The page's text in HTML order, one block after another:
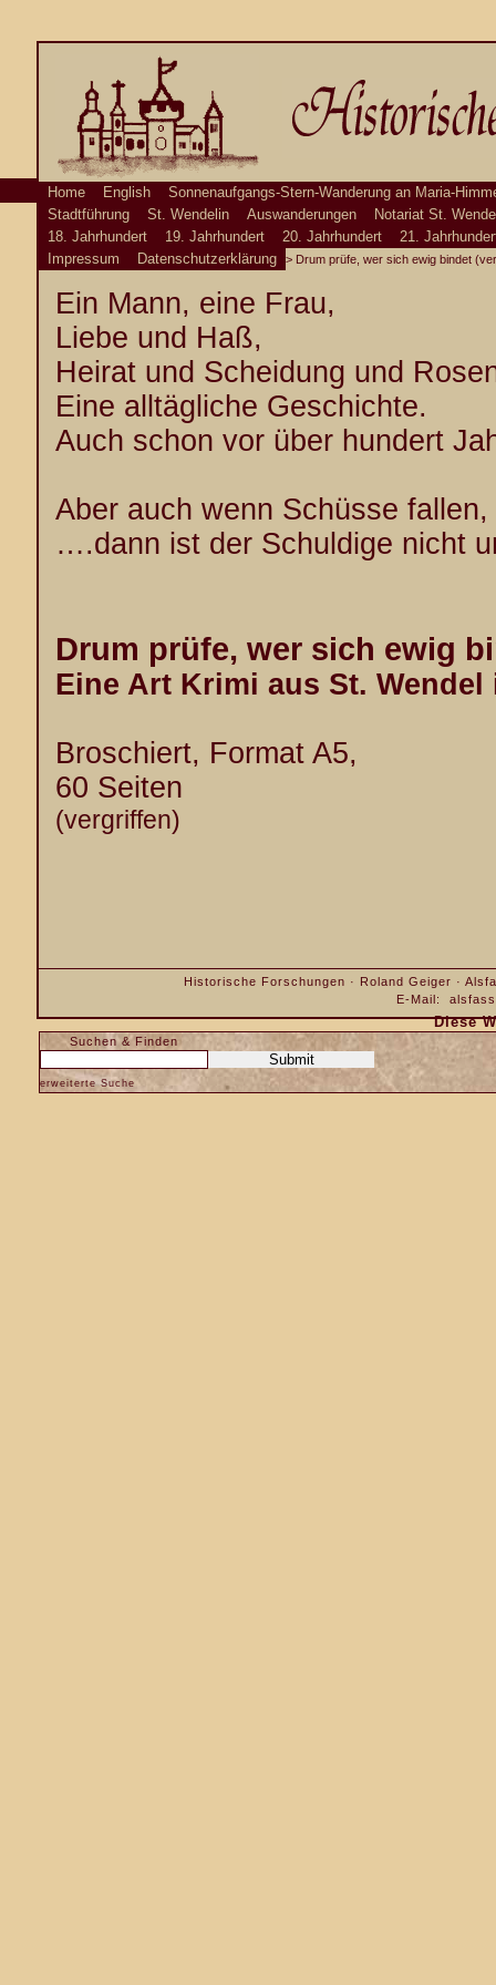
Home English
Sonnenaufgangs-Stern-Wanderung an Maria-
Stadtführung
St. Wendelin Auswanderungen
Notariat St.
18. Jahrhundert
19. Jahrhundert 20. Jahrhundert
21.
Impressum
Datenschutzerklärung > Drum prüfe, wer sich ewig bindet
Ein Mann, eine Frau,
Liebe und Haß,
Heirat und Scheidung und
Eine alltägliche Geschichte.
Auch schon vor über hundert
Aber auch wenn
….dann ist der Schuldige nicht
Drum prüfe, wer sich ewig
Eine Art Krimi aus St. Wendel
Broschiert, Format A5,
60 Seiten
(vergriffen)
Historische Forschungen · Roland Geiger ·
E-Mail:
Diese
Suchen & Finden
erweiterte Suche